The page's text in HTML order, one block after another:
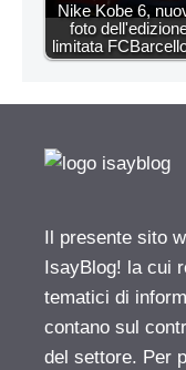
Nike Kobe 6,
foto
limitata
Il presente sito
IsayBlog! la cui
tematici di
contano sul
del settore. Per